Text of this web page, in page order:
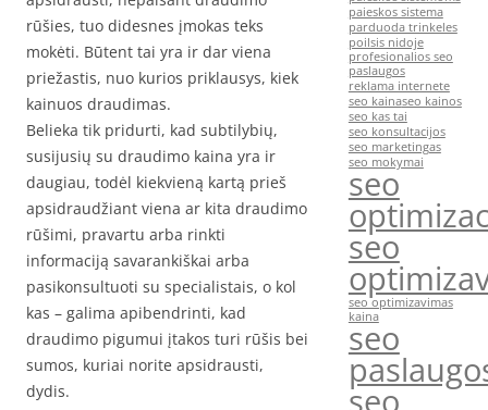
rūšies, tuo didesnes įmokas teks
mokėti. Būtent tai yra ir dar viena
priežastis, nuo kurios priklausys, kiek
kainuos draudimas.
Belieka tik pridurti, kad subtilybių,
susijusių su draudimo kaina yra ir
daugiau, todėl kiekvieną kartą prieš
apsidraudžiant viena ar kita draudimo
rūšimi, pravartu arba rinkti
informaciją savarankiškai arba
pasikonsultuoti su specialistais, o kol
kas – galima apibendrinti, kad
draudimo pigumui įtakos turi rūšis bei
sumos, kuriai norite apsidrausti,
dydis.
paieskos sistema
parduoda trinkeles
poilsis nidoje
profesionalios seo
paslaugos
reklama internete
seo kainaseo kainos
seo kas tai
seo konsultacijos
seo marketingas
seo mokymai
seo
seo
seo optimizavimas
kaina
seo
seo